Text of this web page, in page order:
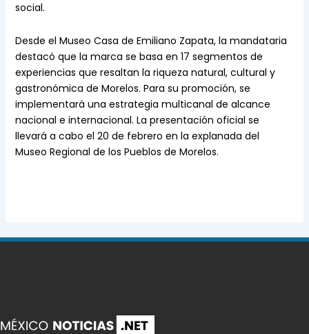
social.
Desde el Museo Casa de Emiliano Zapata, la mandataria
destacó que la marca se basa en 17 segmentos de
experiencias que resaltan la riqueza natural, cultural y
gastronómica de Morelos. Para su promoción, se
implementará una estrategia multicanal de alcance
nacional e internacional. La presentación oficial se
llevará a cabo el 20 de febrero en la explanada del
Museo Regional de los Pueblos de Morelos.